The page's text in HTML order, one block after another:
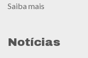
Saiba mais
Notícias